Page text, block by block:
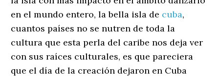
en el mundo entero, la bella isla de cuba,
cuantos países no se nutren de toda la
cultura que esta perla del caribe nos deja ver
con sus raíces culturales, es que pareciera
que el día de la creación dejaron en Cuba